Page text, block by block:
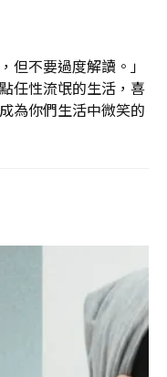
但不要過度解讀。」
任性流氓的生活，喜
為你們生活中微笑的